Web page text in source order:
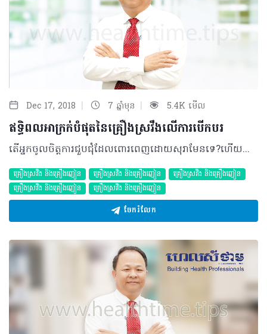
Dec 17, 2018 | 7 ឆ្នាំមុន | 5.4K មើល
ឥទ្ធិពលអាក្រក់បំផុតនៃគ្រឿងស្រវឹងលើការបើកបរ
តើអ្នកចូលចិត្តការជួបជុំដែលពោរពេញដោយសុរាមែនទេ?ហើយតើអ្នកធ្លាប់បានគិតពីផលមិនល្អដែលអាចប្រហែលនឹងកើតមានឡើង នៅពេលអ្នកត្រូវបើកបរត្រឡប់ទៅផ្ទះវិញបន្ទាប់ពីការជួបជុំនេះដែរឬទេ? គ្រឿងស្រវឹង និងការបើកបរ ការទទួលទានគ្រឿងស្រវឹងអាចផ្តល់ផលប៉ះពាល់ដល់ការបើកបររបស់អ្នកគួរឲ្យបារម្ភដែលរួមមាន៖ • កាត់បន្ថយលទ្ធភាពធ្វើសកម្មភាពលើសពីមួយក្នុងខណៈពេលមួយ • ធ្វើឲ្យអ្នកពិបាកក្នុងការប្រមូលអារម្មណ៍ទៅលើការបើកបរ • ពន្យឺតប្រតិកម្មឆ្លើយតប ទៅនឹងហេតុការណ៍ដែលមិនបានរំពឹងទុកកើតឡើង • ធ្វើឲ្យអ្នកមានអារម្មណ៍ជឿជាក់លើខ្លួនឯងជ្រុល ដែលនឹងនាំឲ្យហ៊ានប្រថុយនឹងគ្រោះថ្នាក់ • រំខានចក្ខុវិញ្ញាណរបស់អ្នក ជាពិសេសនៅពេលយប់ និងសោតវិញ្ញាណ • ធ្វើឲ្យអ្នកធូរស្បើយក្នុងអារម្មណ៍ និងងាយលង់លក់ពេលយានយន្តកំពុងទៅមុខ។ អ្នកដឹងទេ ៖ • អ្នកបើកបរដែលមានកំហាប់ជាតិអាល់កុល ០.០៥ក្នុងឈាមប្រឈមមុខនឹងគ្រោះថ្នាក់ចរាចរ២ដង ធៀបទៅនឹងអ្នកបើកបរដែលគ្មាជាតិអាល់កុលក្នុងឈាម។ • អ្នកបើកបរដែលមានកំហាប់ជាតិអាល់កុល០.១០ក្នុងឈាមប្រឈមមុខនឹងគ្រោះថ្នាក់ចរាចរលើសពី ៧ដង បើធៀបទៅនឹងអ្នកបើកបរដែលមានជាតិអាល់កុលសូន្យក្នុងឈាម។ • អ្នកបើកបរដែលមានកំហាប់ជាតិអាល់កុល០.១៥ក្នុងឈាម ប្រឈមមុខនឹងគ្រោះថ្នាក់ចរាចរ២៥ដង បើធៀបទៅនឹងអ្នកបើកបរដែលគ្មានជាតិអាល់កុលក្នុងឈាម។ អ្វីជាកំហាប់ជាតិអាល់កុលក្នុងឈាម? កំហាប់ជាតិអាល់កុលក្នុងឈាម គឺជាបរិមាណនៃជាតិអាល់កុលក្នុងចរន្តឈាម ឧទាហរណ៍ កំហាប់ជាតិអាល់កុលក្នុងឈាម ០.០៥ មានន័យថា អ្នកនោះមានជាតិអាល់កុល ០.០៥ ក្រាម ក្នុង១០០ មីលីលីត្រ ឈាម។ ជាក់ស្តែង កំហាប់ជាតិអាល់កុលក្នុងឈាមនឹងកើនឡើងភ្លាម បន្ទាប់ពីអ្នកទទួលទានគ្រឿងស្រវឹង ហើយឡើងដល់ចំណុចខ្ពស់បំផុតនៅពេលអ្នកឈប់ទទួលទាន ពី៣០-៦០នាទី ក្នុងករណីខ្លះ វាត្រូវប្រើពេលរហូតដល់២ម៉ោងដើម្បីឡើងដល់ចំណុចកំពូល ជាពិសេសពេលមានអាហារក្នុងក្រពះ។ ទោះបីជាអ្នកឈប់ទទួលទានគ្រឿងស្រវឹង ១-២ម៉ោងក៏ដោយ កំហាប់ជាតិអាល់កុលក្នុងឈាមអ្នកនៅតែកើនឡើងដែរ។ គួរបញ្ជាក់ថា ថ្លើមរំលាយគ្រឿងស្រវឹងក្នុងកម្រិតប្រហែល៧.៥ក្រាមអាល់កុល ក្នុង១ម៉ោង។ ទោះជាយ៉ាងណា កំហាប់ជាតិអាល់កុលក្នុងឈាមថយចុះតាមពេលវេលា លើកលែងតែមានការទទួលទានគ្រឿងស្រវឹងបន្ថែម ហើយវាត្រូវបានគេវាស់តាមរយៈខ្យល់ដង្ហើមដោយឧបករណ៍ម៉្យាង ឬដោយការវិភាគឈាម។ វិធីគណនារកកំហាប់ជាតិអាល់កុលក្នុងឈាម លោកអ្នកត្រូវអនុវត្តតាមជំហានដូចខាងក្រោម៖ ១-រកបរិមាណគ្រឿងស្រវឹងដែលអ្នកបានទទួលទានជាក្រាម ២-គុណចំនួនម៉ោងដែលអ្នកបានទទួលទានគ្រឿងស្រវឹងនឹង៧.៥ ក្រាម (អត្រាជាមធ្យមនៃការបញ្ចេញជាតិអាល់កុលពីរាងកាយ) ៣-ធ្វើវិធីដកលទ្ធផលនៃជំហាន២ ទៅនឹងលទ្ធផលនៃជំហាន១ ៤-គុណទម្ងន់អ្នកជាគីឡូក្រាមនឹង៦.៨ បើអ្នកជាបុរស និងជាមួយ៥.៥ បើអ្នកជាស្ត្រី ៥-ចែកលទ្ធផលនៃជំហាន៣នឹងលទ្ធផលនៃជំហាន៤អ្នកនឹងបានកំហាប់ជាតិអាល់កុលក្នុងឈាមរបស់អ្នក។ ឧទាហរណ៍៖ ១-បើបុរសម្នាក់ទម្ងន់ ៨០គីឡូក្រាម ទទួលទានអស់ ១០០ក្រាមនៃគ្រឿងស្រវឹង ចន្លោះពីម៉ោង ៨យប់ ទៅពាក់កណ្តាលអធ្រាត្រ។ គាត់នៅមានជាតិអាល់កុលក្នុងឈាមនៅម៉ោង៨ព្រឹកនៃថ្ងៃបន្ទាប់ នេះដោយសារគាត់ត្រូវការពេលវេលាប្រហែល៨ម៉ោងកន្លះ ដើម្បីឲ្យជាតិអាល់កុលក្នុងឈាមគាត់ត្រឡប់ទៅសូន្យវិញក្រោយពេលគាត់ឈប់ផឹក។ ២-បើស្ត្រីម្នាក់ទម្ងន់៥៥គីឡូក្រាម ទទួលទានអស់៦០ក្រាមនៃគ្រឿងស្រវឹងចន្លោះម៉ោង៨យប់ទៅពាក់កណ្តាលអធ្រាត្រ​ នោះគាត់មានកំហាប់ជាតិអាល់កុលក្នុងឈាមប្រហែល ០.១០ភាគរយនៅពាក់កណ្តាលអធ្រាត្រ។ យ៉ាងហោចណាស់ក៏៦ម៉ោងកន្លះទៀតដែរ ទើបកំហាប់ជាតិអាល់កុលក្នុងឈាមរបស់គាត់ត្រលប់ទៅសូន្យវិញ ក្រោយពីគាត់ឈប់ផឹក។ កត្តាដែលជះឥទ្ធិពលដល់កំហាប់ជាតិអាល់កុលក្នុងឈាម ទទួលទានគ្រឿងស្រវឹងកាន់តែច្រើន កំហាប់ជាតិអាល់កុលក្នុងឈាមកាន់តែខ្ពស់ ប៉ុន្តែបើមនុស្សពីរនាក់ផ្សេងគ្នា ទទួលទានគ្រឿងស្រវឹងបរិមាណដូចគ្នា អាចមានកំហាប់ជាតិអាល់កុលក្នុងឈាមខុសគ្នា អាស្រ័យដោយកត្តាច្រើនយ៉ាងរួមមាន៖ • មាឌ (ទំហំខ្លួន)៖ អ្នកដែលមានមាឌតូច នឹងមានកំហាប់ជាតិអាល់កុលក្នុងឈាមខ្ពស់ជាងអ្នកដែលមានមាឌធំ បើសិនទទួលទានគ្រឿងស្រវឹងបរិមាណដូចគ្នា។ • ក្រពះទទេ៖ ចំពោះអ្នកដែលមិនទាន់ទទួលទានអាហារ កំហាប់ជាតិអាល់កុលក្នុងឈាមនឹងឡើងខ្ពស់លឿនជាងអ្នកដែលទទួលទានអាហាររួច។ អាហារនៅក្នុងក្រពះ ពន្យឺតល្បឿននៃជាតិអាល់កុលឆ្លងចូលទៅក្នុងចរន្តឈាម។ •​ ជាតិខ្លាញ់ក្នុងរាងកាយ៖ អ្នកមានជាតិខ្លាញ់ច្រើនក្នុងរាងកាយ (ធាត់) មានកំហាប់ជាតិអាល់កុលក្នុងឈាមខ្ពស់ ព្រោះជាតិអាល់កុលមិនជ្រាបចូលទៅក្នុងជាលិកាខ្លាញ់ទេ។ •​ ភេទ៖ បើទទួលទានគ្រឿងស្រវឹងបរិមាណដូចគ្នាស្ត្រីតែងមានកំហាប់ជាតិអាល់កុលក្នុងឈាមខ្ពស់ជាងបុរស។ ដោយសារកត្តាទាំងអស់ខាងលើនេះហើយទើបការរកបរិមាណនៃគ្រឿងស្រវឹងដែលបានទទួលទានមិនអាចកំណត់កំហាប់ជាតិអាល់កុលក្នុងឈាមបានត្រឹមត្រូវទេ។ វិធីទទួលទានគ្រឿងស្រវឹងដើម្បីរក្សាកំហាប់ជាតិអាល់កុលក្នុងឈាមក្រោម០.០៥ • ចំពោះបុរស (ទម្ងន់មធ្យម)៖ មិនត្រូវទទួលទានលើសពី២០ក្រាមនៃគ្រឿងស្រវឹងក្នុងម៉ោងដំបូង និងមិនលើសពី១០ក្រាមនៃគ្រឿងស្រវឹងនៅម៉ោងបន្តបន្ទាប់។ • ចំពោះស្ត្រី (ទម្ងន់មធ្យម)៖ មិនត្រូវទទួលទានលើសពី១០ក្រាមនៃគ្រឿងស្រវឹងក្នុងម៉ោងដំបូង និងមិនលើសពី១០ក្រាមនៃគ្រឿងស្រវឹង នៅម៉ោងបន្តបន្ទាប់។ គួរបញ្ជាក់ថា ទោះបីជាកំហាប់ជាតិអាល់កុលក្នុងឈាមត្រឡប់មកសូន្យវិញក្រោយពេលឈប់ផឹកក៏ដោយ សមត្ថភាពក្នុងការវិនិច្ឆ័យ និងការសម្តែងនៅតែស្ថិតក្នុងភាពទន់ខ្សោយដោយសារការស្រវឹងនៅឡើយ។ បកស្រាយដោយ៖ វេជ្ជបណ្ឌិត ឡាក់ ឡេង​ នាយករងនៃមជ្ឈមណ្ឌលជាតិលើកកម្ពស់សុខភាព ©2018 រក្សាសិទ្ធិគ្រប់យ៉ាង​ដោយ Healthtime Corporation ចំពោះគ្រប់អត្ថបទដោយគ្មានផ្នែកណាមួយត្រូវបោះពុម្ពផ្សាយចូលប្រព័ន្ធអ៊ីនធឺណែត ឧបករណ៍អេឡិចត្រូនិក អាត់ជាសំឡេង ឬថតចំលងគ្រប់រូបភាពដោយគ្មានការអនុញ្ញាតឡើយ
គ្រឿងស្រវឹង​ និងគ្រឿងញៀន គ្រឿងស្រវឹង​ និងគ្រឿងញៀន
គ្រឿងស្រវឹង​ និងគ្រឿងញៀន
គ្រឿងស្រវឹង​ និងគ្រឿងញៀន
គ្រឿងស្រវឹង​ និងគ្រឿងញៀន
ចែករំលែក